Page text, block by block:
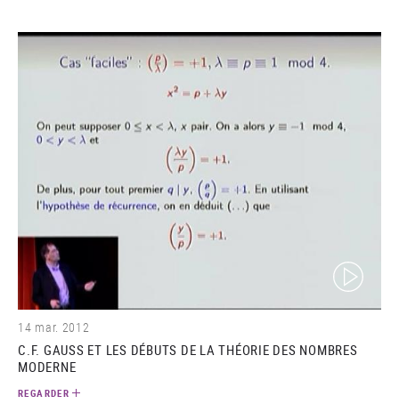
(video)
14 mar. 2012
C.F. GAUSS ET LES DÉBUTS DE LA THÉORIE DES NOMBRES
MODERNE
REGARDER